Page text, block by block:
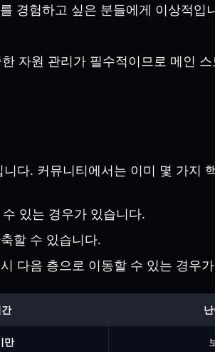
경험하고 싶은 분들에게 이상적입
자원 관리가 필수적이므로 메인
다. 커뮤니티에서는 이미 몇 가지
있는 경우가 있습니다.
할 수 있습니다.
다음 층으로 이동할 수 있는 경우
만